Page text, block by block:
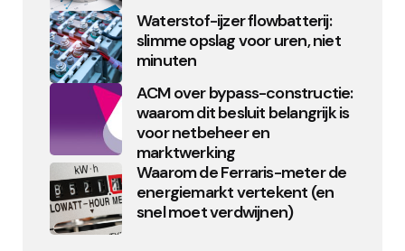
Waterstof-ijzer flowbatterij:
slimme opslag voor uren, niet
minuten
ACM over bypass-constructie:
waarom dit besluit belangrijk is
voor netbeheer en
marktwerking
Waarom de Ferraris-meter de
energiemarkt vertekent (en
snel moet verdwijnen)